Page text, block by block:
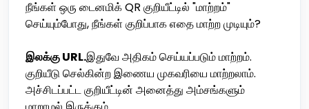
நீங்கள் ஒரு டைனமிக் QR குறியீட்டில் "மாற்றம்"
செய்யும்போது, நீங்கள் குறிப்பாக எதை மாற்ற முடியும்?
இலக்கு URL.இதுவே அதிகம் செய்யப்படும் மாற்றம்.
குறியீடு செல்கின்ற இணைய முகவரியை மாற்றலாம்.
அச்சிடப்பட்ட குறியீட்டின் அனைத்து அம்சங்களும்